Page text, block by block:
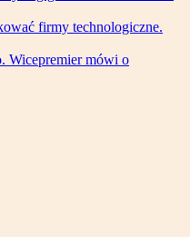
firmy technologiczne.
Wicepremier mówi o